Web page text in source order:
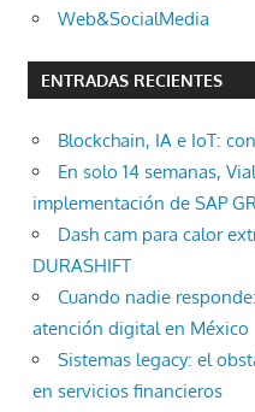
Web&SocialMedia
ENTRADAS RECIENTES
Blockchain, IA e IoT:
En solo 14 semanas,
implementación de SAP
Dash cam para calor
DURASHIFT
Cuando nadie
atención digital en México
Sistemas legacy: el
en servicios financieros